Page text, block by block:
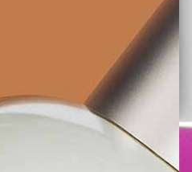
キリアン・パリのロゴ